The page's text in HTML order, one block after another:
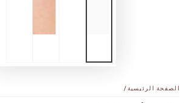
الصفحة الرئيسية/